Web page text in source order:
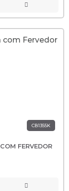
CB1355K
FERVEDOR